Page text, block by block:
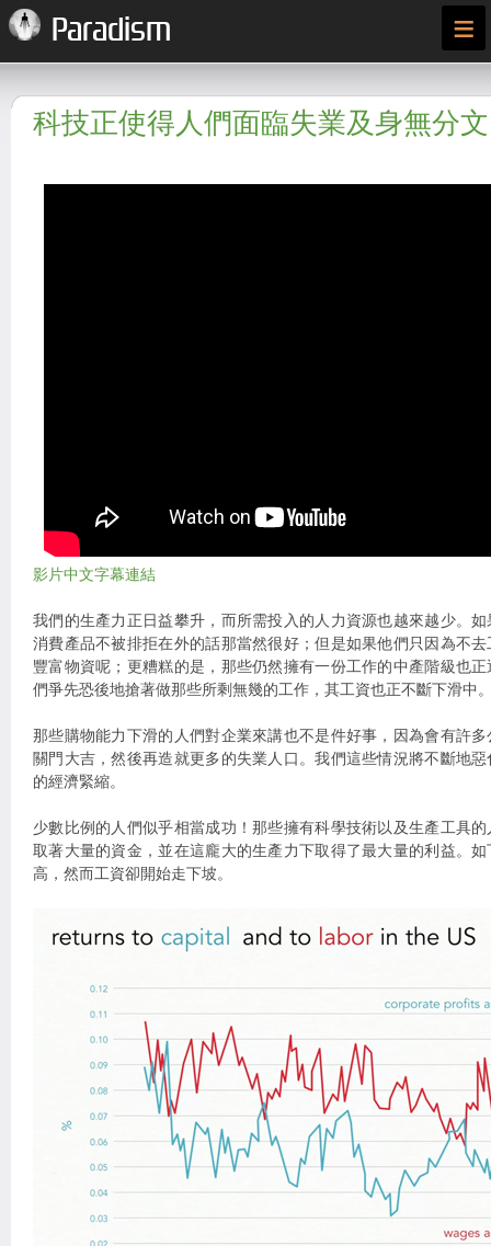
Paradism ≡
科技正使得人們面臨失業及身無分文
影片中文字幕連結
我們的生產力正日益攀升，而所需投入的人力資源也越來越少。
消費產品不被排拒在外的話那當然很好；但是如果他們只因為不
豐富物資呢；更糟糕的是，那些仍然擁有一份工作的中產階級也
們爭先恐後地搶著做那些所剩無幾的工作，其工資也正不斷下滑中
那些購物能力下滑的人們對企業來講也不是件好事，因為會有許
關門大吉，然後再造就更多的失業人口。我們這些情況將不斷地
的經濟緊縮。
少數比例的人們似乎相當成功！那些擁有科學技術以及生產工具
取著大量的資金，並在這龐大的生產力下取得了最大量的利益。
高，然而工資卻開始走下坡。